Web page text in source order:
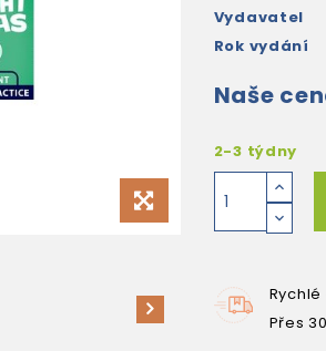
Vydavatel
Rok vydání
Naše
2-3 týdny
Přes